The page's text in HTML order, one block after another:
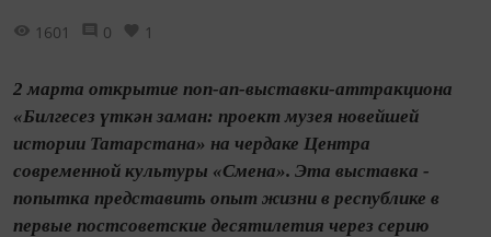
1601 0 1
2 марта открытие поп-ап-выставки-аттракциона
«Билгесез үткән заман: проект музея новейшей
истории Татарстана» на чердаке Центра
современной культуры «Смена». Эта выставка -
попытка представить опыт жизни в республике в
первые постсоветские десятилетия через серию